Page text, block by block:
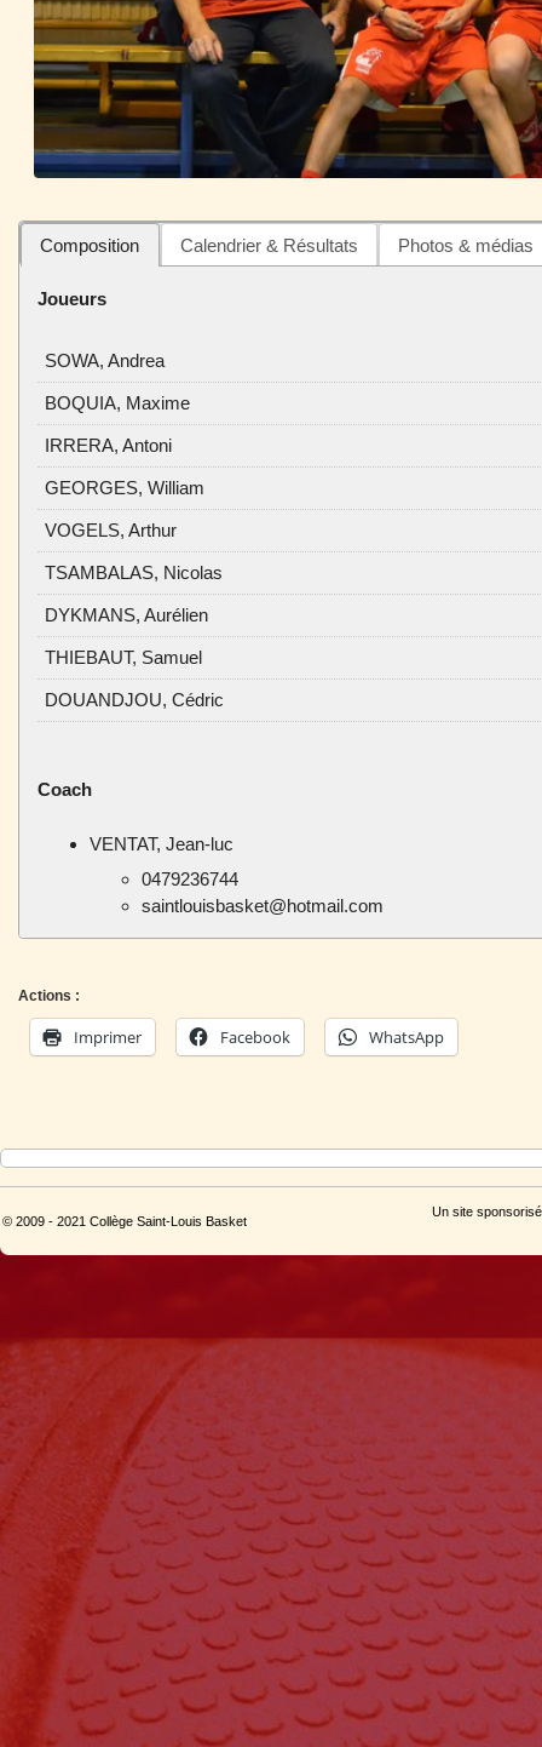
Composition Calendrier & Résultats Photos & médias
Joueurs
SOWA, Andrea
BOQUIA, Maxime
IRRERA, Antoni
GEORGES, William
VOGELS, Arthur
TSAMBALAS, Nicolas
DYKMANS, Aurélien
THIEBAUT, Samuel
DOUANDJOU, Cédric
Coach
VENTAT, Jean-luc
0479236744
saintlouisbasket@hotmail.com
Actions :
Imprimer Facebook WhatsApp
© 2009 - 2021 Collège Saint-Louis Basket
Un site